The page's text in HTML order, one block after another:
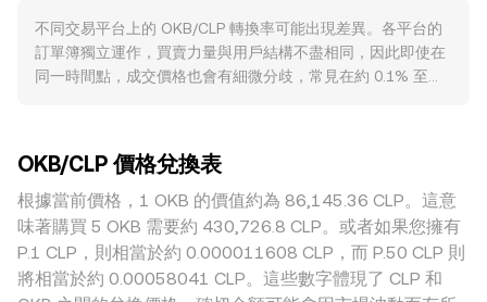
數：各司法管轄區對平台幣的定性、合規披露要求、以及交易
通道與上架規則的變化，都可能直接影響 OKB 的可及性與市
場信心；在智利本地法幣入金渠道、金融機構政策或稅務規範
中日帶來的套保與平倉、以及大型地址與交易所熱錢包的淨流
入流出，都會加劇短期波動與流動性抽離或回補，進一步影響
OKB/CLP 的即時轉換率。
量場景對結果權重更大。在單筆換算層面，若即時 OKB/CLP
轉換率為 R，則以 OKB 計價的 CLP 價值等於 OKB 數量乘以
R（CLP Value = OKB Amount × R）；反過來，若已知 CLP
交易平台擁有一定流動性，恆定乘積做市商（AMM）池也會形
成參考價格，其定價源自池子資產乘積不變公式 x × y = k，其
中 x 與 y 分別對應池中 OKB 與 CLP（或與 CLP 價值掛鉤資
產）的儲備量，當前價格約為 y/x；大額兌換會改變池中儲備
比例，從而推動價格滑動，這些鏈上價格亦可能透過套利傳導
至中心化市場的 OKB/CLP 轉換率。
不同交易平台上的 OKB/CLP 轉換率可能出現差異。各平台的
訂單簿獨立運作，買賣力量與用戶結構不盡相同，因此即使在
同一時間點，成交價格也會有細微分歧，常見在約 0.1% 至
因素亦會造成定價溢折，例如對平台幣上架、合規審核或入金
渠道的差異，可能讓某些地區對 OKB 的可交易性與需求不
同；同時，CLP 在本地法幣出入金與外匯市場的摩擦也會帶來
區域性價差。許多場景下，OKB 先以 USDT 價格形成基準，
再透過 CLP/USDT 的本地報價折算成 OKB/CLP，因此 USDT
相對 CLP 的溢價或貼水會傳導至最終標價。雖然跨所套利能在
OKB/CLP 價格兌換表
根據當前價格，1 OKB 的價值約為 86,145.36 CLP。這意
味著購買 5 OKB 需要約 430,726.8 CLP。或者如果您擁有
P.1 CLP，則相當於約 0.000011608 CLP，而 P.50 CLP 則
將相當於約 0.00058041 CLP。這些數字體現了 CLP 和